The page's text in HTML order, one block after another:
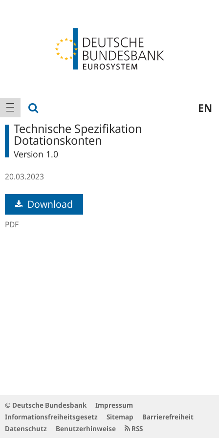
Hauptnavigation
Navigation anzeigen EN
Technische Spezifikation
Dotationskonten
Version 1.0
20.03.2023
Download
PDF
© Deutsche Bundesbank
Impressum
Informationsfreiheitsgesetz
Sitemap
Barrierefreiheit
Datenschutz
Benutzerhinweise RSS